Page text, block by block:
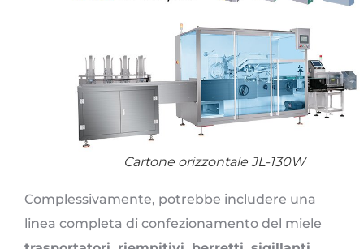
Cartone orizzontale JL-130W
Complessivamente, potrebbe includere una
linea completa di confezionamento del miele